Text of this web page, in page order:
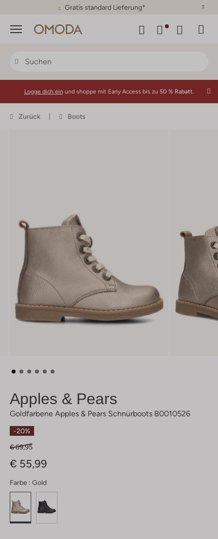
30 Tage Rückgaberecht
Menü
Logge dich ein und shoppe mit Early Access bis zu 50 % Rabatt.
Zurück Boots
Apples & Pears
Goldfarbene Apples & Pears Schnürboots B0010526
-20%
€ 69,95
€ 55,99
Farbe : Gold